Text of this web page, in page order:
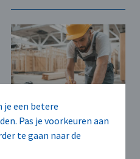
je een betere
Pas je voorkeuren aan
te gaan naar de
INTERREG VLAANDEREN-
NEDERLAND
Nieuw Interreg-